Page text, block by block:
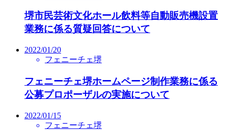
堺市民芸術文化ホール飲料等自動販売機設置
業務に係る質疑回答について
2022/01/20
フェニーチェ堺
フェニーチェ堺ホームページ制作業務に係る
公募プロポーザルの実施について
2022/01/15
フェニーチェ堺